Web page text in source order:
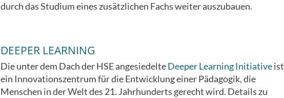
durch das Studium eines zusätzlichen Fachs weiter auszubauen.
DEEPER LEARNING
Die unter dem Dach der HSE angesiedelteDeeper Learning Initiativeist
ein Innovationszentrum für die Entwicklung einer Pädagogik, die
Menschen in der Welt des 21. Jahrhunderts gerecht wird. Details zu